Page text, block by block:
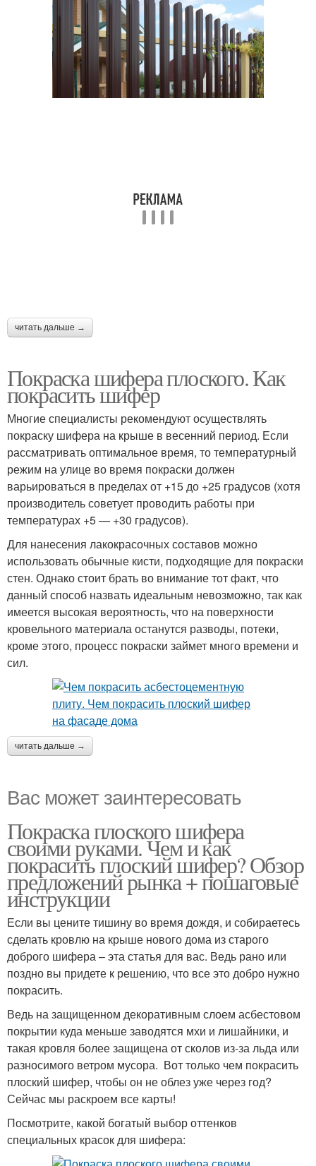
читать дальше →
Покраска шифера плоского. Как
покрасить шифер
Многие специалисты рекомендуют осуществлять
покраску шифера на крыше в весенний период. Если
рассматривать оптимальное время, то температурный
режим на улице во время покраски должен
варьироваться в пределах от +15 до +25 градусов (хотя
производитель советует проводить работы при
температурах +5 — +30 градусов).
Для нанесения лакокрасочных составов можно
использовать обычные кисти, подходящие для покраски
стен. Однако стоит брать во внимание тот факт, что
данный способ назвать идеальным невозможно, так как
имеется высокая вероятность, что на поверхности
кровельного материала останутся разводы, потеки,
кроме этого, процесс покраски займет много времени и
сил.
читать дальше →
Вас может заинтересовать
Покраска плоского шифера
своими руками. Чем и как
покрасить плоский шифер? Обзор
предложений рынка + пошаговые
инструкции
Если вы цените тишину во время дождя, и собираетесь
сделать кровлю на крыше нового дома из старого
доброго шифера – эта статья для вас. Ведь рано или
поздно вы придете к решению, что все это добро нужно
покрасить.
Ведь на защищенном декоративным слоем асбестовом
покрытии куда меньше заводятся мхи и лишайники, и
такая кровля более защищена от сколов из-за льда или
разносимого ветром мусора. Вот только чем покрасить
плоский шифер, чтобы он не облез уже через год?
Сейчас мы раскроем все карты!
Посмотрите, какой богатый выбор оттенков
специальных красок для шифера: